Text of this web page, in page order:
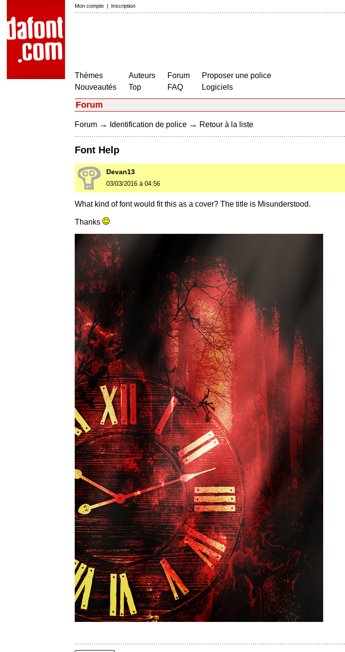
Mon compte | Inscription
Thèmes
Nouveautés
Auteurs
Top
Forum
FAQ
Proposer une police
Logiciels
Forum
Forum → Identification de police → Retour à la liste
Font Help
Devan13
03/03/2016 à 04:56
What kind of font would fit this as a cover? The title is Misunderstood.
Thanks